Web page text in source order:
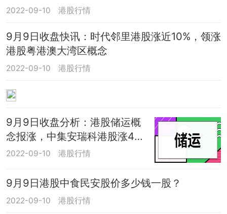
2022-09-10 港股行情
9月9日收盘快讯：时代邻里港股涨近10%，领涨
港股粤港澳大湾区概念
2022-09-10 港股行情
9月9日收盘分析：港股储运概
念报涨，中集安瑞科港股涨4.
2%
2022-09-10 港股行情
9月9日港股中食民安股价多少钱一股？
2022-09-10 港股行情